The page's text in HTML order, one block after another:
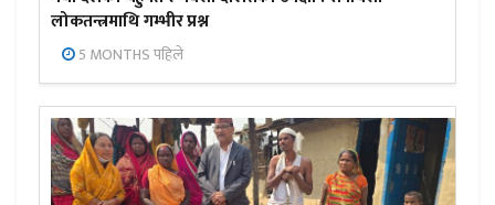
लोकतन्त्रमाथि गम्भीर प्रश्न
5 MONTHS पहिले